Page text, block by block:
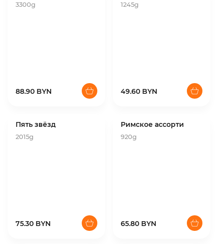
3300g
88.90 BYN
1245g
49.60 BYN
Пять звёзд
2015g
75.30 BYN
Римское ассорти
920g
65.80 BYN